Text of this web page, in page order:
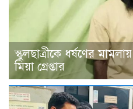
স্কুলছাত্রীকে ধর্ষণের
মিয়া গ্রেপ্তার